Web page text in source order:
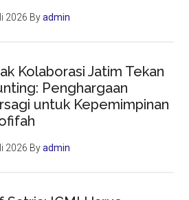
2026 Byadmin
Kolaborasi Jatim Tekan
Penghargaan
untuk Kepemimpinan
2026 Byadmin